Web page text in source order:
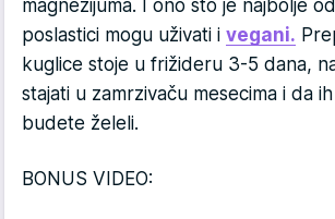
magnezijuma. I ono što je najbolje
poslastici mogu uživati i vegani.
kuglice stoje u frižideru 3-5 dana,
stajati u zamrzivaču mesecima i da
budete želeli.
BONUS VIDEO: